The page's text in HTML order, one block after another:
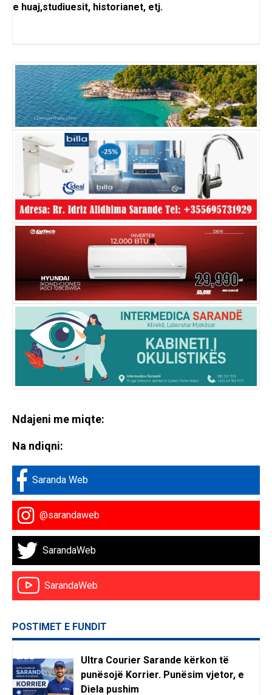
e huaj,studiuesit, historianet, etj.
Ndajeni me miqte:
Na ndiqni:
Saranda Web
@sarandaweb
SarandaWeb
SarandaWeb
POSTIMET E FUNDIT
Ultra Courier Sarande kërkon të
punësojë Korrier. Punësim vjetor, e
Diela pushim